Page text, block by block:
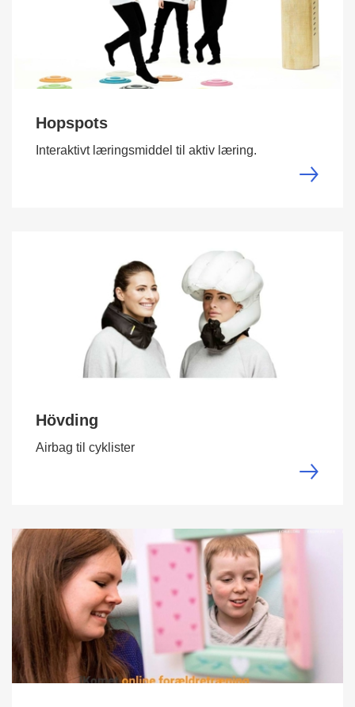
Hopspots
Interaktivt læringsmiddel til aktiv læring.
Hövding
Airbag til cyklister